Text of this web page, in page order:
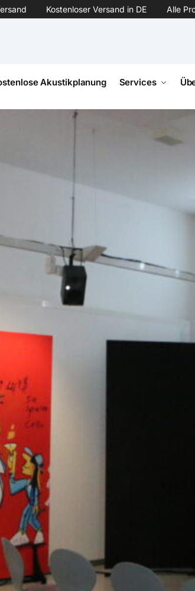
Kostenloser Versand in DE Alle
Akustikplanung Services